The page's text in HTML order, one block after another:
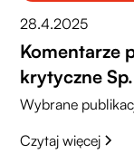
28.4.2025
Komentarze
krytyczne
Wybrane
Czytaj więcej